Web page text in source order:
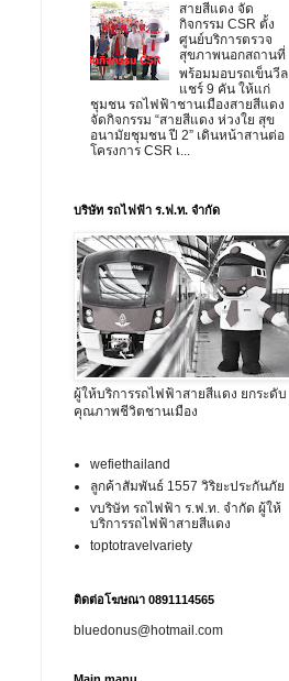
สายสีแดง จัด
กิจกรรม CSR ตั้ง
ศูนย์บริการตรวจ
สุขภาพนอกสถานที่
พร้อมมอบรถเข็นวีล
แชร์ 9 คัน ให้แก่
ชุมชน รถไฟฟ้าชานเมืองสายสีแดง
จัดกิจกรรม “สายสีแดง ห่วงใย สุข
อนามัยชุมชน ปี 2” เดินหน้าสานต่อ
โครงการ CSR เ...
บริษัท รถไฟฟ้า ร.ฟ.ท. จำกัด
ผู้ให้บริการรถไฟฟ้าสายสีแดง ยกระดับ
คุณภาพชีวิตชานเมือง
wefiethailand
ลูกค้าสัมพันธ์ 1557 วิริยะประกันภัย
vบริษัท รถไฟฟ้า ร.ฟ.ท. จำกัด ผู้ให้
บริการรถไฟฟ้าสายสีแดง
toptotravelvariety
ติดต่อโฆษณา 0891114565
bluedonus@hotmail.com